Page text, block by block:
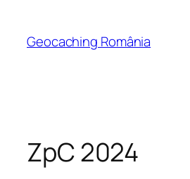
content
Geocaching România
ZpC 2024